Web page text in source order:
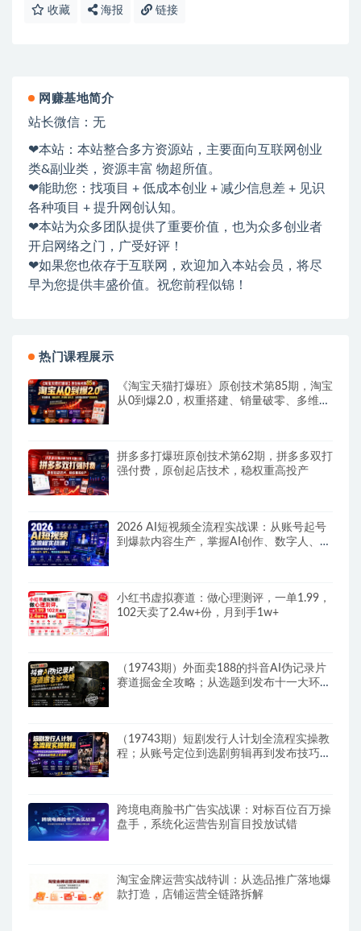
收藏 海报 链接
网赚基地简介
站长微信：无
❤本站：本站整合多方资源站，主要面向互联网创业
类&副业类，资源丰富 物超所值。
❤能助您：找项目 + 低成本创业 + 减少信息差 + 见识
各种项目 + 提升网创认知。
❤本站为众多团队提供了重要价值，也为众多创业者
开启网络之门，广受好评！
❤如果您也依存于互联网，欢迎加入本站会员，将尽
早为您提供丰盛价值。祝您前程似锦！
热门课程展示
《淘宝天猫打爆班》原创技术第85期，淘宝
从0到爆2.0，权重搭建、销量破零、多维组
拼多多打爆班原创技术第62期，拼多多双打
强付费，原创起店技术，稳权重高投产
2026 AI短视频全流程实战课：从账号起号
到爆款内容生产，掌握AI创作、数字人、带
小红书虚拟赛道：做心理测评，一单1.99，
102天卖了2.4w+份，月到手1w+
（19743期）外面卖188的抖音AI伪记录片
赛道掘金全攻略；从选题到发布十一大环节
（19743期）短剧发行人计划全流程实操教
程；从账号定位到选剧剪辑再到发布技巧，
跨境电商脸书广告实战课：对标百位百万操
盘手，系统化运营告别盲目投放试错
淘宝金牌运营实战特训：从选品推广落地爆
款打造，店铺运营全链路拆解